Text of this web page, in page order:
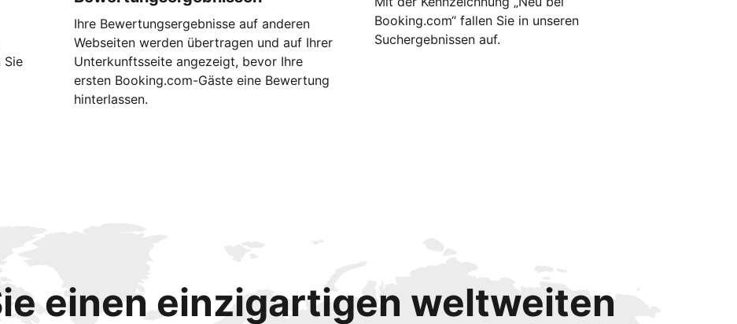
Sie
Ihre Bewertungsergebnisse auf anderen
Webseiten werden übertragen und auf Ihrer
Unterkunftsseite angezeigt, bevor Ihre
ersten Booking.com-Gäste eine Bewertung
hinterlassen.
Booking.com“ fallen Sie in unseren
Suchergebnissen auf.
einen einzigartigen weltweiten